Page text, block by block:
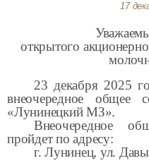
17
открытого
23 декабря 2025
внеочередное общее
«Лунинецкий МЗ».
Внеочередное
пройдет по адресу:
г. Лунинец, ул.